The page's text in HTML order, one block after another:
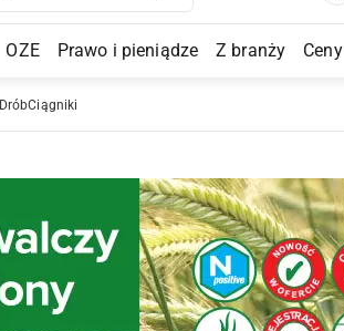
Main Navigation
OZE Prawo i pieniądze Z branży Ceny
DróbCiągniki